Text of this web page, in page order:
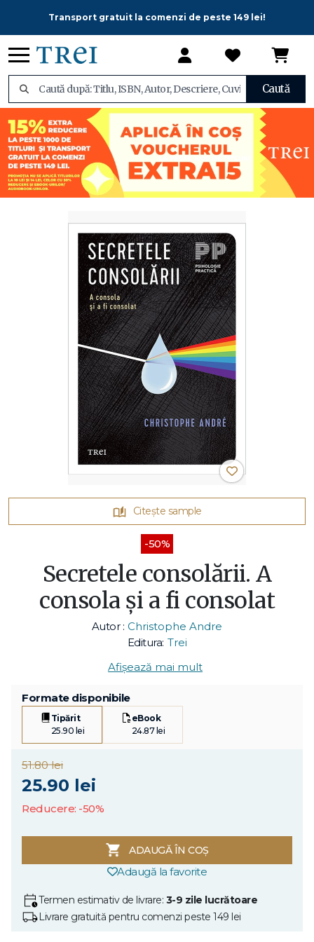
Transport gratuit la comenzi de peste 149 lei!
Caută
Citește sample
-50%
Secretele consolării. A
consola și a fi consolat
Autor : Christophe Andre
Editura: Trei
Afișează mai mult
Formate disponibile
Tipărit
25.90 lei
eBook
24.87 lei
51.80 lei
25.90 lei
Reducere: -50%
ADAUGĂ ÎN COȘ
Adaugă la favorite
Termen estimativ de livrare: 3-9 zile lucrătoare
Livrare gratuită pentru comenzi peste 149 lei